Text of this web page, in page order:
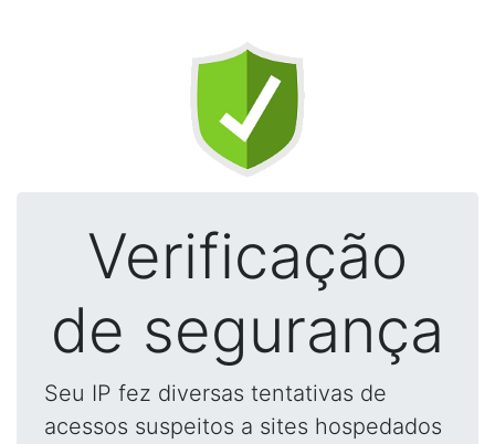
Verificação
de segurança
Seu IP fez diversas tentativas de
acessos suspeitos a sites hospedados